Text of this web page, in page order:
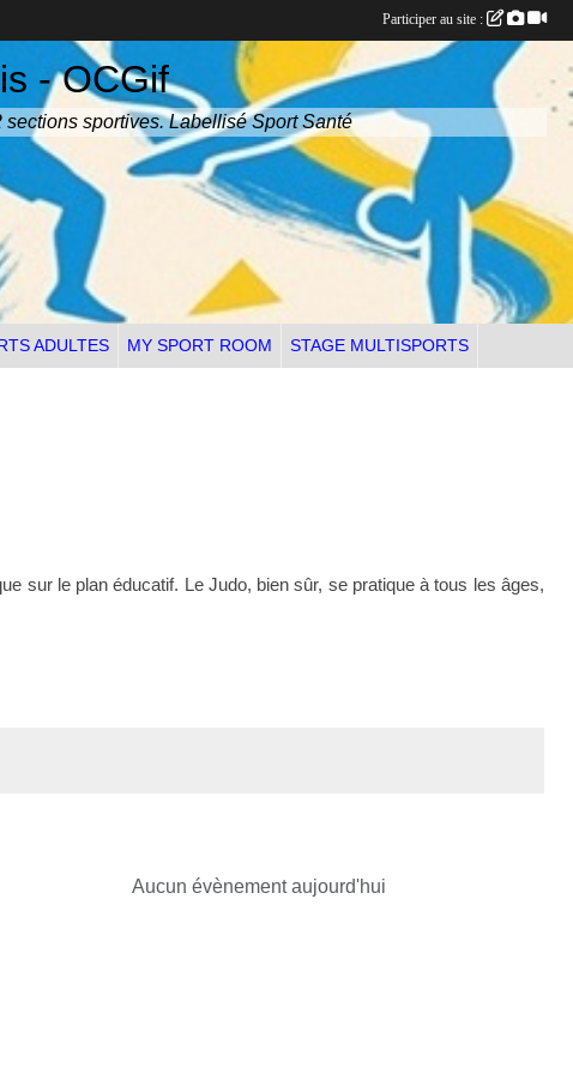
- OCGif
sportives. Labellisé Sport Santé
ADULTES MY SPORT ROOM STAGE MULTISPORTS
sur le plan éducatif. Le Judo, bien sûr, se pratique à tous les âges,
Aucun évènement aujourd'hui
Participer au site :